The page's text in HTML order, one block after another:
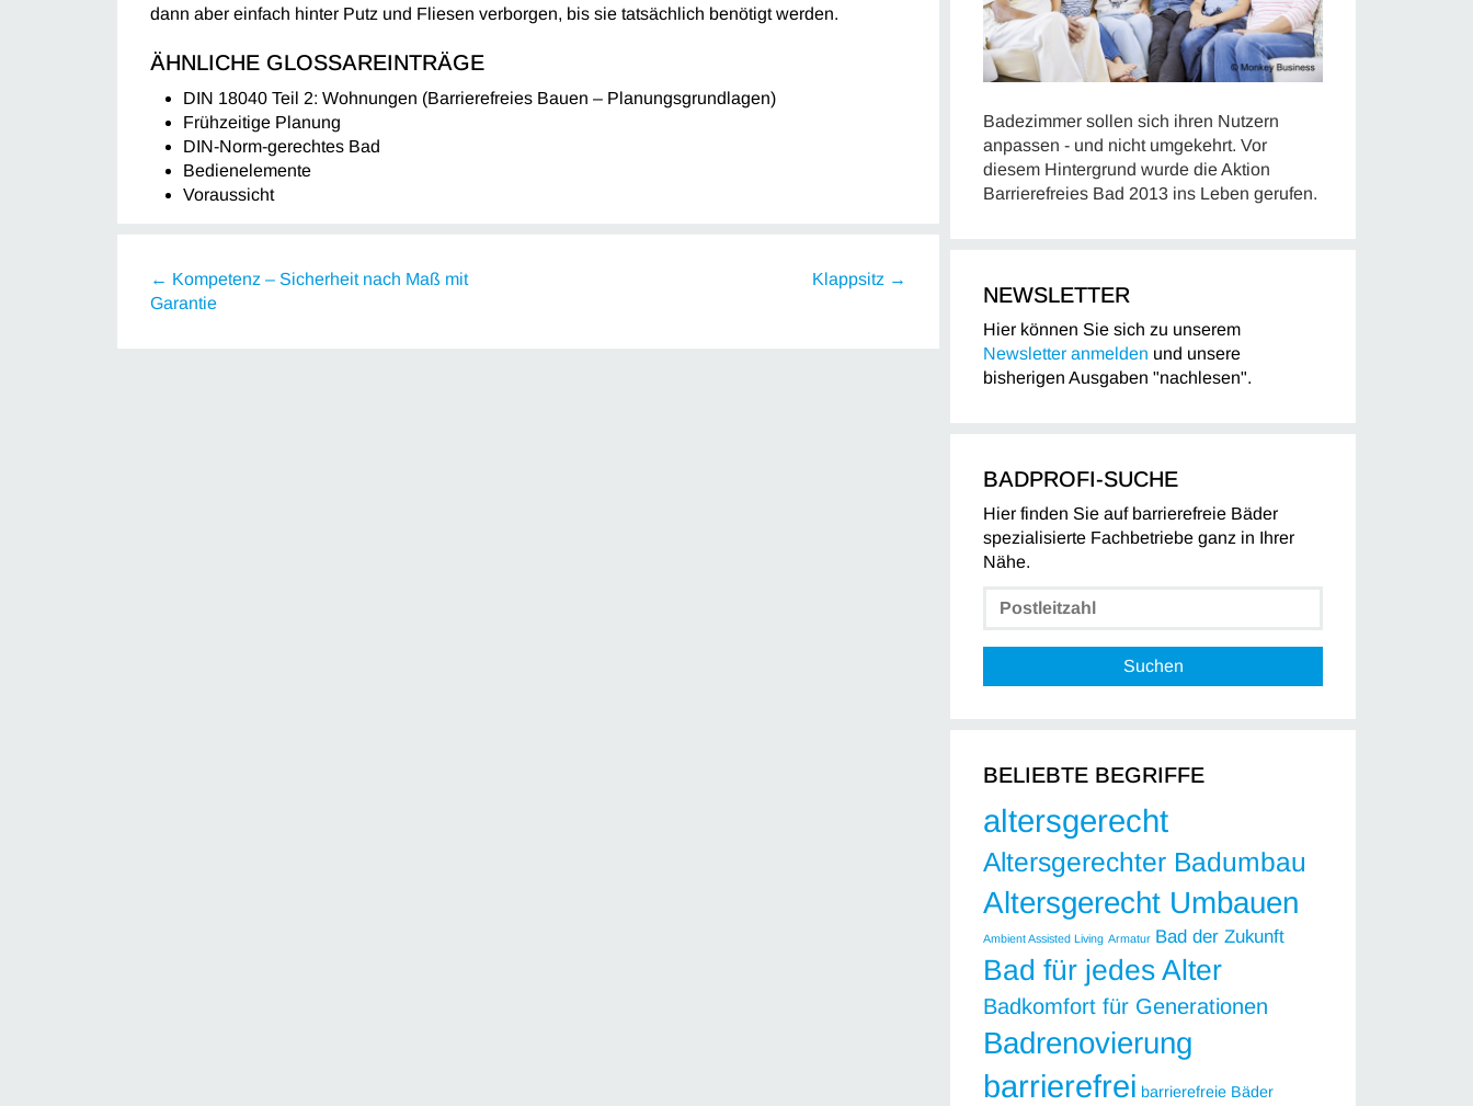
dann aber einfach hinter Putz und Fliesen verborgen, bis sie tatsächlich benötigt werden.
ÄHNLICHE GLOSSAREINTRÄGE
DIN 18040 Teil 2: Wohnungen (Barrierefreies Bauen – Planungsgrundlagen)
Frühzeitige Planung
DIN-Norm-gerechtes Bad
Bedienelemente
Voraussicht
← Kompetenz – Sicherheit nach Maß mit
Garantie
Klappsitz →
Badezimmer sollen sich ihren Nutzern
anpassen - und nicht umgekehrt. Vor
diesem Hintergrund wurde die Aktion
Barrierefreies Bad 2013 ins Leben gerufen.
NEWSLETTER
Hier können Sie sich zu unserem
Newsletter anmelden und unsere
bisherigen Ausgaben "nachlesen".
BADPROFI-SUCHE
Hier finden Sie auf barrierefreie Bäder
spezialisierte Fachbetriebe ganz in Ihrer
Nähe.
Suchen
BELIEBTE BEGRIFFE
altersgerecht
Altersgerechter Badumbau
Altersgerecht Umbauen
Ambient Assisted Living Armatur Bad der Zukunft
Bad für jedes Alter
Badkomfort für Generationen
Badrenovierung
barrierefrei barrierefreie Bäder